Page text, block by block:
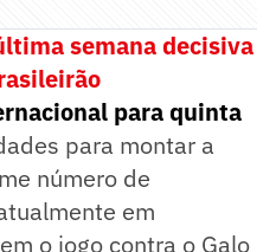
semana decisiva
para quinta
para montar a
número de
em
o jogo contra o Galo